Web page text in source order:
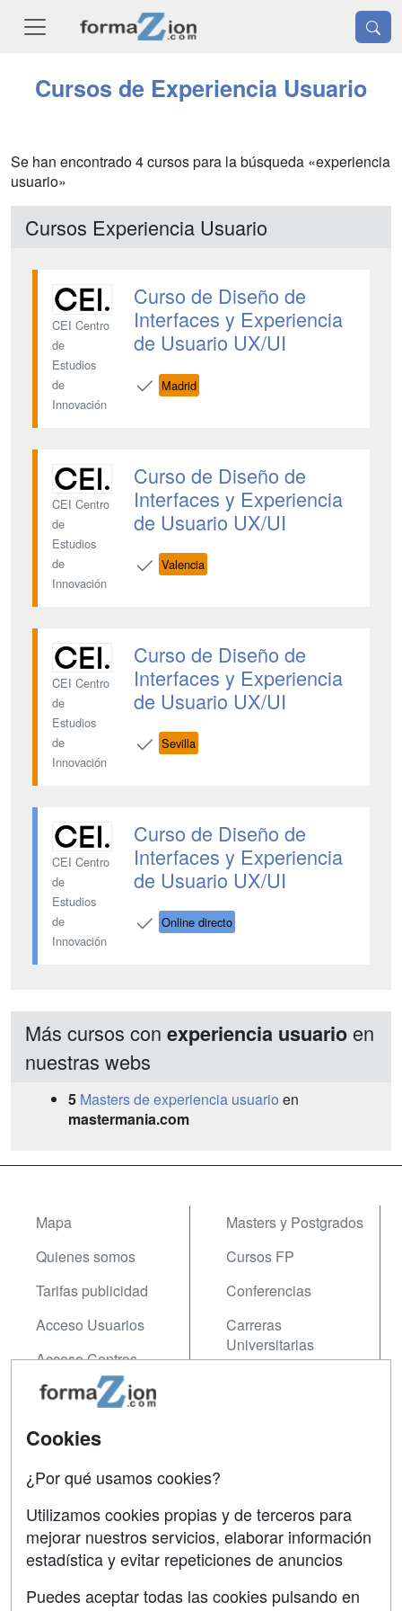
Cursos de Experiencia Usuario
Se han encontrado 4 cursos para la búsqueda «experiencia
usuario»
Cursos Experiencia Usuario
CEI Centro
de
Estudios
de
Innovación
Curso de Diseño de
Interfaces y Experiencia
de Usuario UX/UI
Madrid
CEI Centro
de
Estudios
de
Innovación
Curso de Diseño de
Interfaces y Experiencia
de Usuario UX/UI
Valencia
CEI Centro
de
Estudios
de
Innovación
Curso de Diseño de
Interfaces y Experiencia
de Usuario UX/UI
Sevilla
CEI Centro
de
Estudios
de
Innovación
Curso de Diseño de
Interfaces y Experiencia
de Usuario UX/UI
Online directo
Más cursos con experiencia usuario en
nuestras webs
5 Masters de experiencia usuario en
mastermania.com
Mapa
Quienes somos
Tarifas publicidad
Acceso Usuarios
Acceso Centros
Masters y Postgrados
Cursos FP
Conferencias
Carreras
Universitarias
Contactar
Copyleft
Cookies
¿Por qué usamos cookies?
Utilizamos cookies propias y de terceros para
mejorar nuestros servicios, elaborar información
estadística y evitar repeticiones de anuncios
Puedes aceptar todas las cookies pulsando en